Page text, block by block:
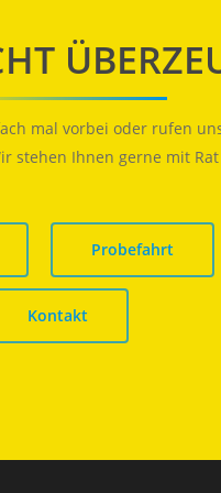
mal vorbei oder rufen
stehen Ihnen gerne mit
Probefahrt
Kontakt